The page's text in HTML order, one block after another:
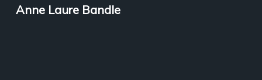
Anne Laure Bandle